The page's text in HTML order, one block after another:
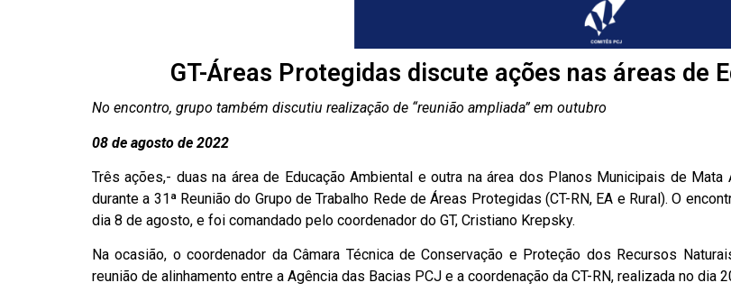
GT-Áreas Protegidas discute ações nas áreas de
No encontro, grupo também discutiu realização de “reunião ampliada” em outubro
08 de agosto de 2022
Três ações,- duas na área de Educação Ambiental e outra na área dos Planos Municipais de
durante a 31ª Reunião do Grupo de Trabalho Rede de Áreas Protegidas (CT-RN, EA e Rural). O
dia 8 de agosto, e foi comandado pelo coordenador do GT, Cristiano Krepsky.
Na ocasião, o coordenador da Câmara Técnica de Conservação e Proteção dos Recursos
reunião de alinhamento entre a Agência das Bacias PCJ e a coordenação da CT-RN, realizada no dia